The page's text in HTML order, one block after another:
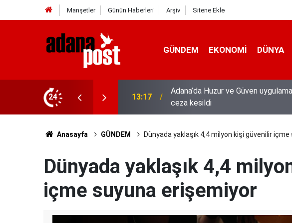
Manşetler Günün Haberleri Arşiv Sitene Ekle
GÜNDEM EKONOMI DÜNYA
24
yakalandı, 3 milyon 924 bin TL
13:01 52 yıldır el emeğiyle üretiyor,
Anasayfa GÜNDEM Dünyada yaklaşık 4,4 milyon kişi güvenilir
Dünyada yaklaşık 4,4
içme suyuna erişemiyor